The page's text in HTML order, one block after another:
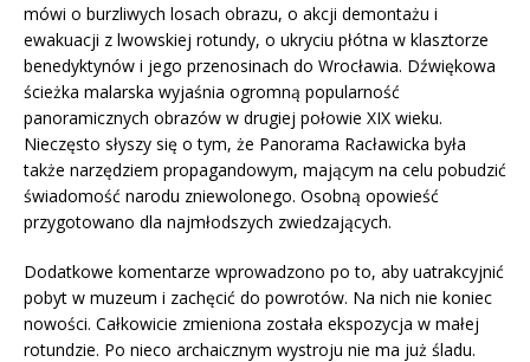
mówi o burzliwych losach obrazu, o akcji demontażu i
ewakuacji z lwowskiej rotundy, o ukryciu płótna w klasztorze
benedyktynów i jego przenosinach do Wrocławia. Dźwiękowa
ścieżka malarska wyjaśnia ogromną popularność
panoramicznych obrazów w drugiej połowie XIX wieku.
Nieczęsto słyszy się o tym, że Panorama Racławicka była
także narzędziem propagandowym, mającym na celu pobudzić
świadomość narodu zniewolonego. Osobną opowieść
przygotowano dla najmłodszych zwiedzających.
Dodatkowe komentarze wprowadzono po to, aby uatrakcyjnić
pobyt w muzeum i zachęcić do powrotów. Na nich nie koniec
nowości. Całkowicie zmieniona została ekspozycja w małej
rotundzie. Po nieco archaicznym wystroju nie ma już śladu.